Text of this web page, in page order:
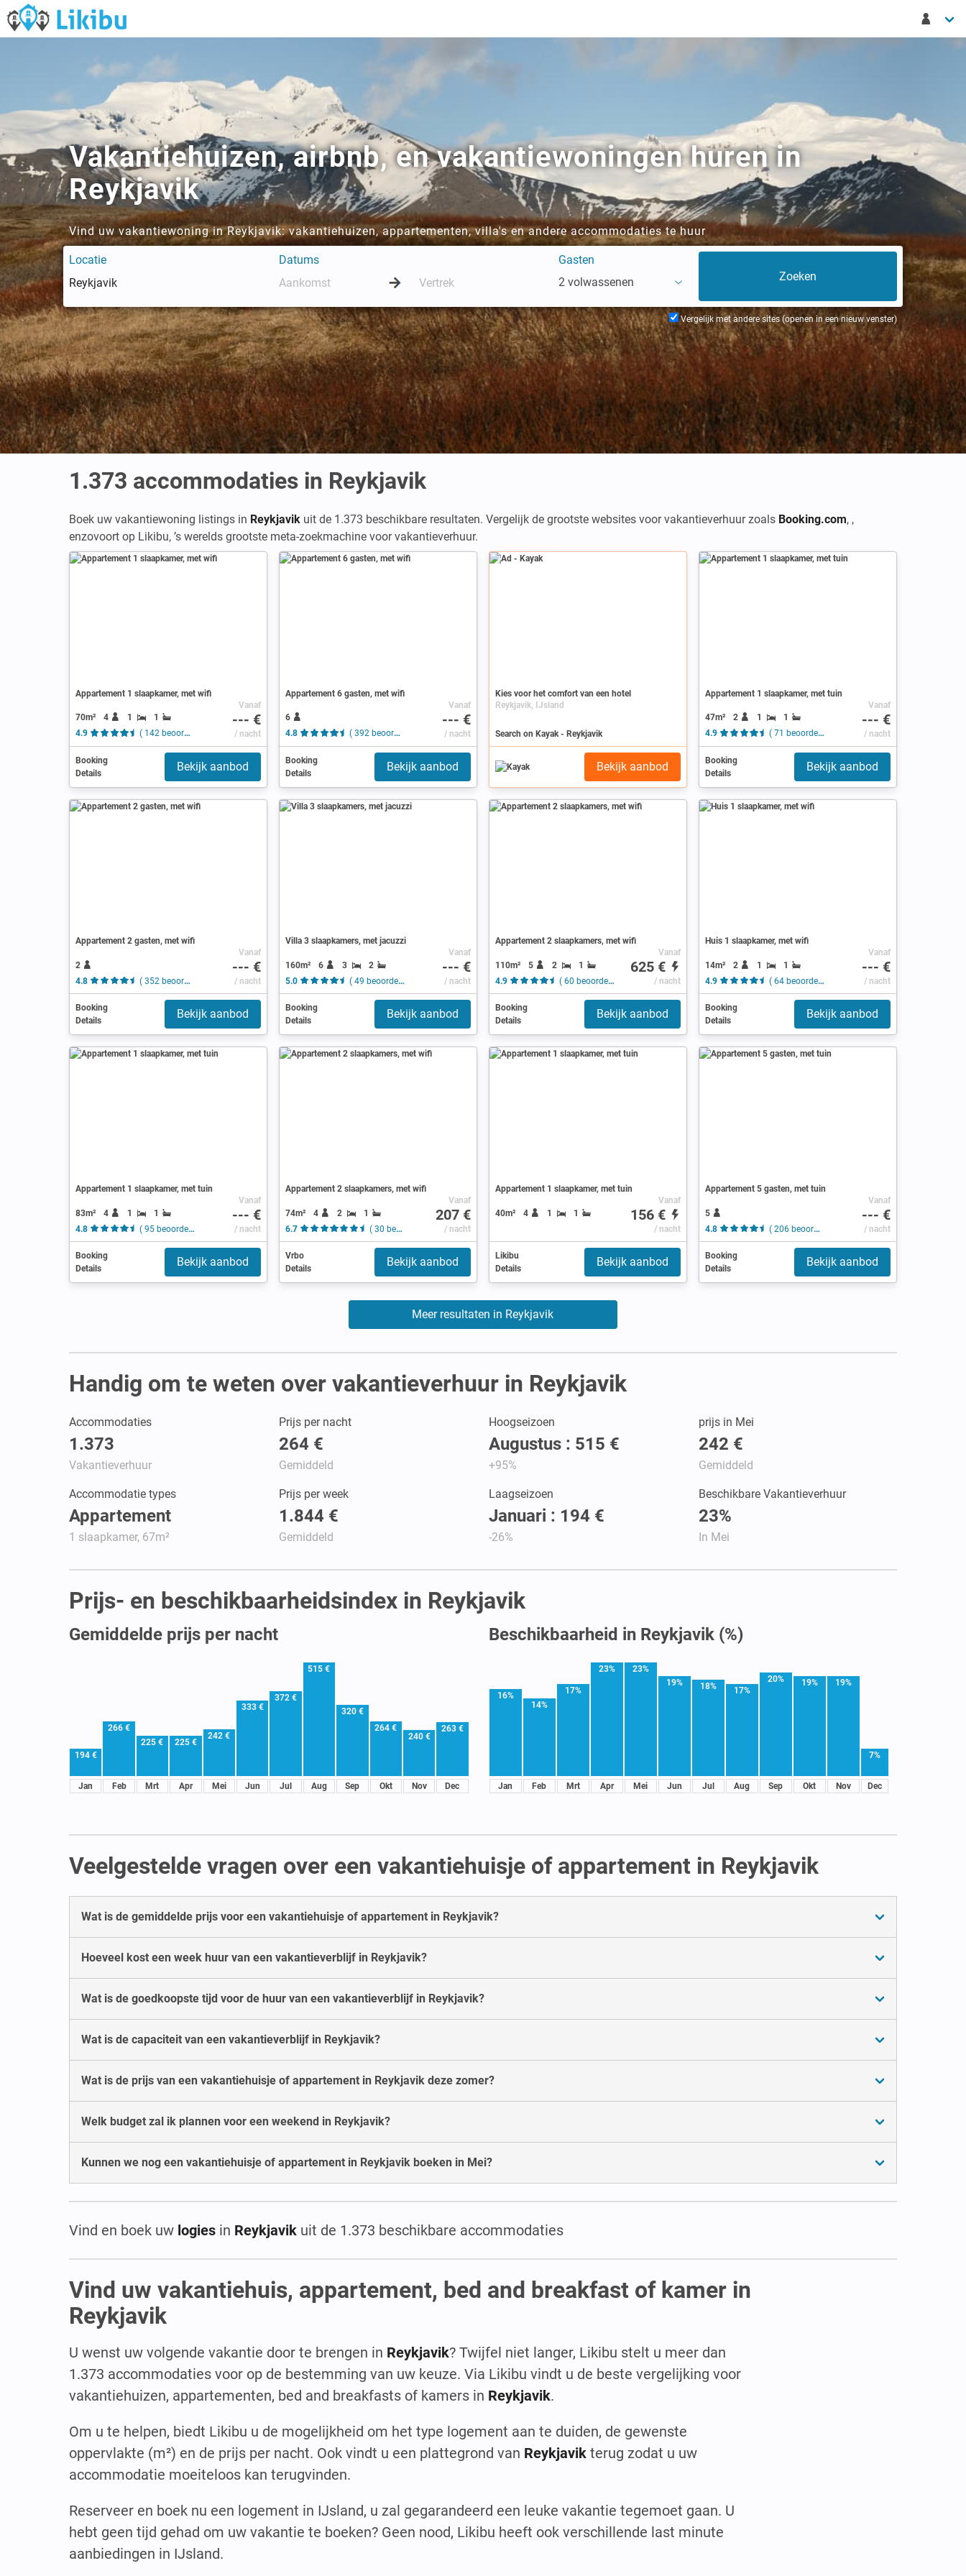
Vakantiehuizen, airbnb, en vakantiewoningen huren in
Reykjavik
Vind uw vakantiewoning in Reykjavik: vakantiehuizen, appartementen, villa's en andere accommodaties te huur
Locatie Datums
Gasten
2 volwassenen
Vergelijk met andere sites (openen in een nieuw venster)
Credits: Thomas Bonnin
1.373 accommodaties in Reykjavik
Boek uw vakantiewoning listings in Reykjavik uit de 1.373 beschikbare resultaten. Vergelijk de grootste websites voor vakantieverhuur zoals Booking.com, ,
enzovoort op Likibu, ’s werelds grootste meta-zoekmachine voor vakantieverhuur.
Appartement 1 slaapkamer, met wifi
70m² 4 1
1
4.9
( 142 beoordelingen )
Vanaf
--- €
/ nacht
Booking
Details
Bekijk aanbod
Appartement 6 gasten, met wifi
6
4.8
( 392 beoordelingen )
Vanaf
--- €
/ nacht
Booking
Details
Bekijk aanbod
Ad
Kies voor het comfort van een hotel
Reykjavik, IJsland
Search on Kayak - Reykjavik
Bekijk aanbod
Appartement 1 slaapkamer, met tuin
47m² 2 1
1
4.9
( 71 beoordelingen )
Vanaf
--- €
/ nacht
Booking
Details
Bekijk aanbod
Appartement 2 gasten, met wifi
2
4.8
( 352 beoordelingen )
Vanaf
--- €
/ nacht
Booking
Details
Bekijk aanbod
Villa 3 slaapkamers, met jacuzzi
160m² 6 3
2
5.0
( 49 beoordelingen )
Vanaf
--- €
/ nacht
Booking
Details
Bekijk aanbod
Appartement 2 slaapkamers, met wifi
110m² 5 2
1
4.9
( 60 beoordelingen )
Vanaf
625 €
/ nacht
Booking
Details
Bekijk aanbod
Huis 1 slaapkamer, met wifi
14m² 2 1
1
4.9
( 64 beoordelingen )
Vanaf
--- €
/ nacht
Booking
Details
Bekijk aanbod
Appartement 1 slaapkamer, met tuin
83m² 4 1
1
4.8
( 95 beoordelingen )
Vanaf
--- €
/ nacht
Booking
Details
Bekijk aanbod
Appartement 2 slaapkamers, met wifi
74m² 4 2
1
6.7
( 30 beoordelingen )
Vanaf
207 €
/ nacht
Vrbo
Details
Bekijk aanbod
Appartement 1 slaapkamer, met tuin
40m² 4 1 1
Vanaf
156 €
/ nacht
Likibu
Details
Bekijk aanbod
Appartement 5 gasten, met tuin
5
4.8
( 206 beoordelingen )
Vanaf
--- €
/ nacht
Booking
Details
Bekijk aanbod
Meer resultaten in Reykjavik
Handig om te weten over vakantieverhuur in Reykjavik
Accommodaties
1.373
Vakantieverhuur
Prijs per nacht
264 €
Gemiddeld
Hoogseizoen
Augustus : 515 €
+95%
prijs in Mei
242 €
Gemiddeld
Accommodatie types
Appartement
1 slaapkamer, 67m²
Prijs per week
1.844 €
Gemiddeld
Laagseizoen
Januari : 194 €
-26%
Beschikbare Vakantieverhuur
23%
In Mei
Prijs- en beschikbaarheidsindex in Reykjavik
Gemiddelde prijs per nacht
194 €
Jan
266 €
Feb
225 €
Mrt
225 €
Apr
242 €
Mei
333 €
Jun
372 €
Jul
515 €
Aug
320 €
Sep
264 €
Okt
240 €
Nov
263 €
Dec
Beschikbaarheid in Reykjavik (%)
16%
Jan
14%
Feb
17%
Mrt
23%
Apr
23%
Mei
19%
Jun
18%
Jul
17%
Aug
20%
Sep
19%
Okt
19%
Nov
7%
Dec
Veelgestelde vragen over een vakantiehuisje of appartement in Reykjavik
Wat is de gemiddelde prijs voor een vakantiehuisje of appartement in Reykjavik?
Hoeveel kost een week huur van een vakantieverblijf in Reykjavik?
Wat is de goedkoopste tijd voor de huur van een vakantieverblijf in Reykjavik?
Wat is de capaciteit van een vakantieverblijf in Reykjavik?
Wat is de prijs van een vakantiehuisje of appartement in Reykjavik deze zomer?
Welk budget zal ik plannen voor een weekend in Reykjavik?
Kunnen we nog een vakantiehuisje of appartement in Reykjavik boeken in Mei?
Vind en boek uw logies in Reykjavik uit de 1.373 beschikbare accommodaties
Vind uw vakantiehuis, appartement, bed and breakfast of kamer in
Reykjavik
U wenst uw volgende vakantie door te brengen in Reykjavik? Twijfel niet langer, Likibu stelt u meer dan
1.373 accommodaties voor op de bestemming van uw keuze. Via Likibu vindt u de beste vergelijking voor
vakantiehuizen, appartementen, bed and breakfasts of kamers in Reykjavik.
Om u te helpen, biedt Likibu u de mogelijkheid om het type logement aan te duiden, de gewenste
oppervlakte (m²) en de prijs per nacht. Ook vindt u een plattegrond van Reykjavik terug zodat u uw
accommodatie moeiteloos kan terugvinden.
Reserveer en boek nu een logement in IJsland, u zal gegarandeerd een leuke vakantie tegemoet gaan. U
hebt geen tijd gehad om uw vakantie te boeken? Geen nood, Likibu heeft ook verschillende last minute
aanbiedingen in IJsland.